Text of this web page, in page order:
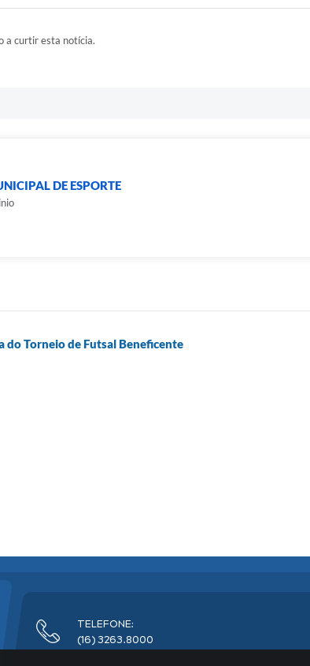
a curtir esta notícia.
DE ESPORTE
do Torneio de Futsal Beneficente
TELEFONE:
(16) 3263.8000